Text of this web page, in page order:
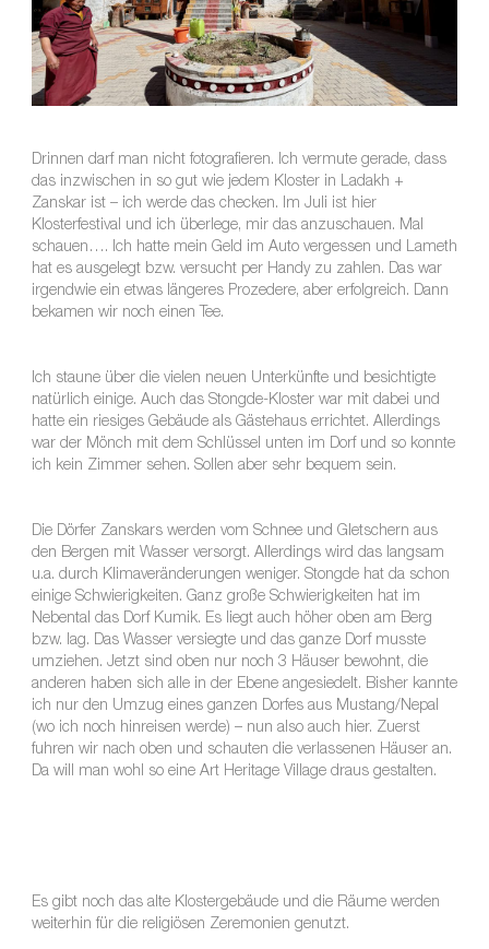
Drinnen darf man nicht fotografieren. Ich vermute gerade, dass
das inzwischen in so gut wie jedem Kloster in Ladakh +
Zanskar ist – ich werde das checken. Im Juli ist hier
Klosterfestival und ich überlege, mir das anzuschauen. Mal
schauen…. Ich hatte mein Geld im Auto vergessen und Lameth
hat es ausgelegt bzw. versucht per Handy zu zahlen. Das war
irgendwie ein etwas längeres Prozedere, aber erfolgreich. Dann
bekamen wir noch einen Tee.
Ich staune über die vielen neuen Unterkünfte und besichtigte
natürlich einige. Auch das Stongde-Kloster war mit dabei und
hatte ein riesiges Gebäude als Gästehaus errichtet. Allerdings
war der Mönch mit dem Schlüssel unten im Dorf und so konnte
ich kein Zimmer sehen. Sollen aber sehr bequem sein.
Die Dörfer Zanskars werden vom Schnee und Gletschern aus
den Bergen mit Wasser versorgt. Allerdings wird das langsam
u.a. durch Klimaveränderungen weniger. Stongde hat da schon
einige Schwierigkeiten. Ganz große Schwierigkeiten hat im
Nebental das Dorf Kumik. Es liegt auch höher oben am Berg
bzw. lag. Das Wasser versiegte und das ganze Dorf musste
umziehen. Jetzt sind oben nur noch 3 Häuser bewohnt, die
anderen haben sich alle in der Ebene angesiedelt. Bisher kannte
ich nur den Umzug eines ganzen Dorfes aus Mustang/Nepal
(wo ich noch hinreisen werde) – nun also auch hier. Zuerst
fuhren wir nach oben und schauten die verlassenen Häuser an.
Da will man wohl so eine Art Heritage Village draus gestalten.
Es gibt noch das alte Klostergebäude und die Räume werden
weiterhin für die religiösen Zeremonien genutzt.